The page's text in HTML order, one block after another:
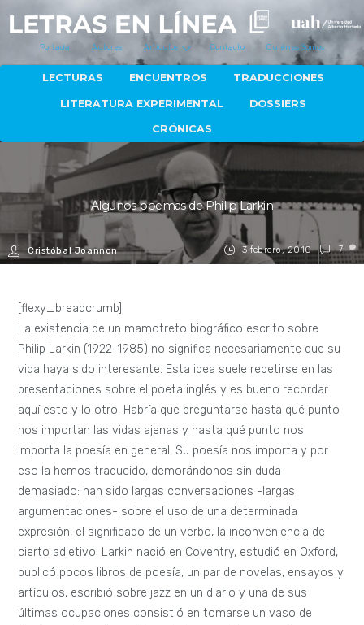
Portada Autores Artículos Contacto Quiénes Somos
LECTURAS ENCUENTROS TRADUCCIONES
LITERATURA EXPERIMENTAL DOSSIERS
CRÓNICAS
3 febrero, 2010
Algunos poemas de Philip Larkin
Cristóbal Joannon 7
[flexy_breadcrumb]
La existencia de un mamotreto biográfico escrito sobre
Philip Larkin (1922-1985) no significa necesariamente que su
vida haya sido interesante. Esta idea suele repetirse en las
presentaciones sobre el poeta inglés y es bueno recordar
aquí esto y lo otro. Habría que preguntarse hasta qué punto
nos importan las vidas ajenas y hasta qué punto nos
importa la poesía en general. Su poesía nos importa y por
eso la hemos traducido, demorándonos sin duda
demasiado: han sido largas conversaciones -largas
argumentaciones- sobre el uso de una determinada
expresión, el significado de un verbo, la inconveniencia de
cierto adjetivo. Larkin nació en Coventry, estudió en Oxford,
publicó pocos libros de poesía, un par de novelas, ensayos y
artículos, escribió sobre jazz en un diario y una de sus
últimas ocupaciones consistió en tomarse un vaso de